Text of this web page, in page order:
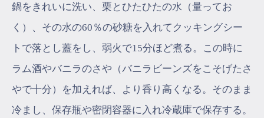
鍋をきれいに洗い、栗とひたひたの水（量ってお
く）、その水の60％の砂糖を入れてクッキングシー
トで落とし蓋をし、弱火で15分ほど煮る。この時に
ラム酒やバニラのさや（バニラビーンズをこそげたさ
やで十分）を加えれば、より香り高くなる。そのまま
冷まし、保存瓶や密閉容器に入れ冷蔵庫で保存する。